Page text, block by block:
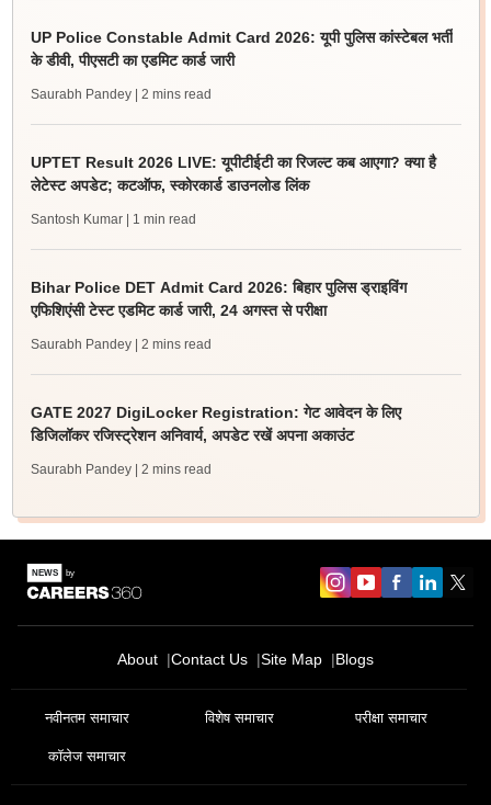
UP Police Constable Admit Card 2026: यूपी पुलिस कांस्टेबल भर्ती
के डीवी, पीएसटी का एडमिट कार्ड जारी
Saurabh Pandey | 2 mins read
UPTET Result 2026 LIVE: यूपीटीईटी का रिजल्ट कब आएगा? क्या है
लेटेस्ट अपडेट; कटऑफ, स्कोरकार्ड डाउनलोड लिंक
Santosh Kumar | 1 min read
Bihar Police DET Admit Card 2026: बिहार पुलिस ड्राइविंग
एफिशिएंसी टेस्ट एडमिट कार्ड जारी, 24 अगस्त से परीक्षा
Saurabh Pandey | 2 mins read
GATE 2027 DigiLocker Registration: गेट आवेदन के लिए
डिजिलॉकर रजिस्ट्रेशन अनिवार्य, अपडेट रखें अपना अकाउंट
Saurabh Pandey | 2 mins read
About Contact Us Site Map Blogs
नवीनतम समाचार विशेष समाचार परीक्षा समाचार
कॉलेज समाचार